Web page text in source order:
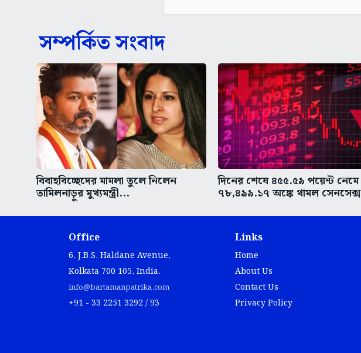
সম্পর্কিত সংবাদ
বিবাহবিচ্ছেদের মামলা তুলে নিলেন
তামিলনাড়ুর মুখ্যমন্ত্রী...
দিনের শেষে ৪৫৫.৫৯ পয়েন্ট নেমে
৭৮,৪৯৯.১৭ অঙ্কে থামল সেনসেক্স
Office
6, J.B.S. Haldane Avenue,
Kolkata 700 105, India.
info@bartamanpatrika.com
+91 - 33 2251 3292 / 93
Links
Home
About Us
Contact Us
Privacy Policy